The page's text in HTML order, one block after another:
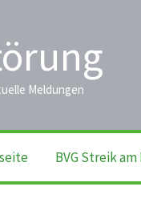
Meldungen
BVG Streik